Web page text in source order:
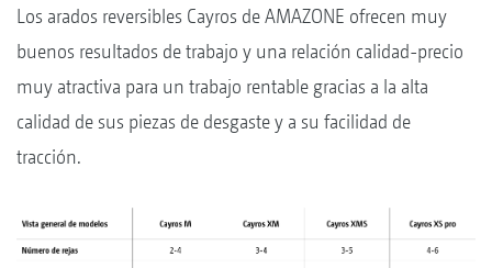
Los arados reversibles Cayros de AMAZONE ofrecen muy
buenos resultados de trabajo y una relación calidad-precio
muy atractiva para un trabajo rentable gracias a la alta
calidad de sus piezas de desgaste y a su facilidad de
tracción.